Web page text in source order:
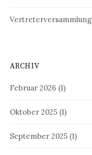
Vertreterversammlung
ARCHIV
Februar 2026 (1)
Oktober 2025 (1)
September 2025 (1)